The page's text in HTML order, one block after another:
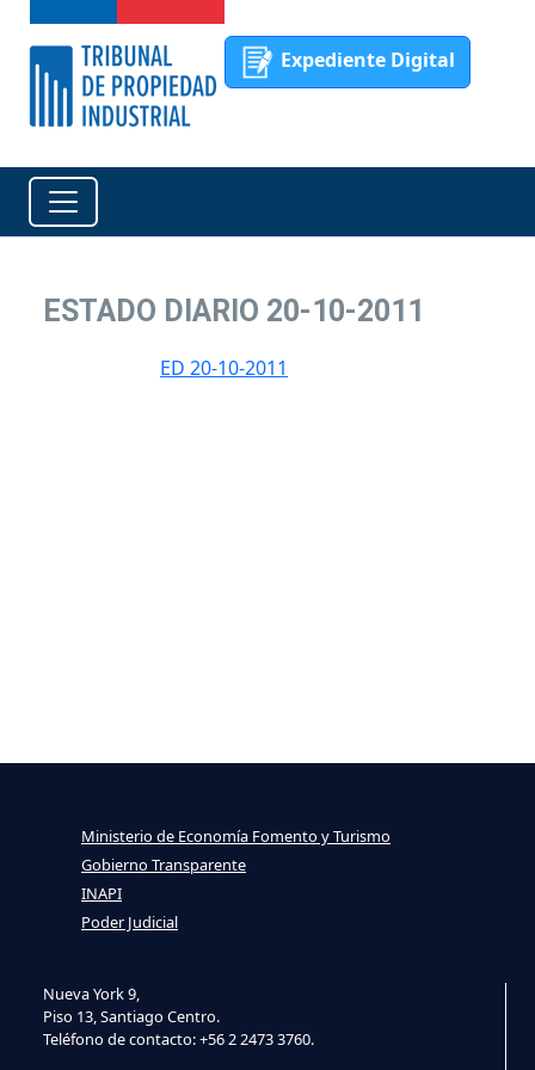
Expediente Digital
ESTADO DIARIO 20-10-2011
ED 20-10-2011
Nueva York 9,
Piso 13, Santiago Centro.
Teléfono de contacto: +56 2 2473 3760.
Ministerio de Economía Fomento y Turismo
Gobierno Transparente
INAPI
Poder Judicial